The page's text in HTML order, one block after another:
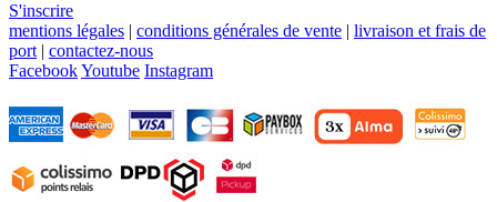
S'inscrire
mentions légales | conditions générales de vente | livraison et frais de
port | contactez-nous
FacebookYoutube Instagram